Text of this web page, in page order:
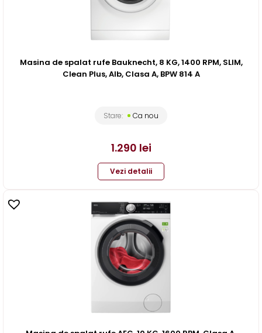
Masina de spalat rufe Bauknecht, 8 KG, 1400 RPM, SLIM,
Clean Plus, Alb, Clasa A, BPW 814 A
Stare: Ca nou
1.290 lei
Vezi detalii